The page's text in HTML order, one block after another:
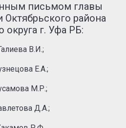
письмом главы
района
округа г. Уфа РБ:
В.И.;
Е.А.;
М.Р.;
Д.А.;